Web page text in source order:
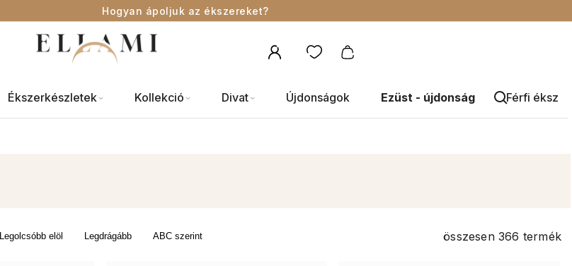
Hogyan ápoljuk az ékszereket?
Ékszerkészletek Kollekció Divat Újdonságok Ezüst - újdonság Férfi
Legolcsóbb elöl Legdrágább ABC szerint összesen 366 termék